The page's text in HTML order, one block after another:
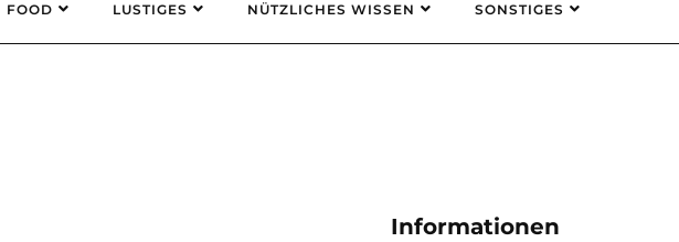
FOOD LUSTIGES NÜTZLICHES WISSEN SONSTIGES
Informationen